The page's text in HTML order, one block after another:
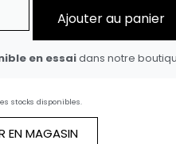
Ajouter au panier
en essaidans notre
stocks disponibles.
EN MAGASIN